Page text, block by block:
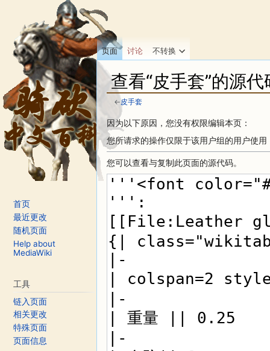
查看“皮手套”的源代
←皮手套
跳转至：
因为以下原因，您没有权限编辑本页：
您所请求的操作仅限于该用户组的用户使用
您可以查看与复制此页面的源代码。
页面 讨论 不转换
首页
最近更改
随机页面
Help about
MediaWiki
工具
链入页面
相关更改
特殊页面
页面信息